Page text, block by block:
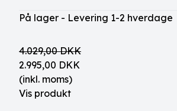
På lager - Levering 1-2 hverdage
4.029,00 DKK
2.995,00 DKK
(inkl. moms)
Vis produkt